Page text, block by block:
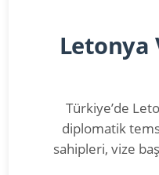
Letonya
Türkiye’de
diplomatik
sahipleri, vize